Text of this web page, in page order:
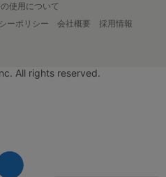
使用について
ーポリシー 会社概要
採用情報
All rights reserved.